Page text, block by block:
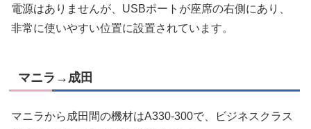
電源はありませんが、USBポートが座席の右側にあり、
非常に使いやすい位置に設置されています。
マニラ→成田
マニラから成田間の機材はA330-300で、ビジネスクラス